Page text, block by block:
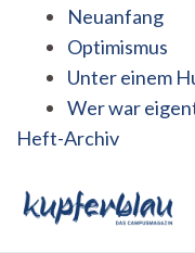
Neuanfang
Optimismus
Unter einem
Wer war
Heft-Archiv